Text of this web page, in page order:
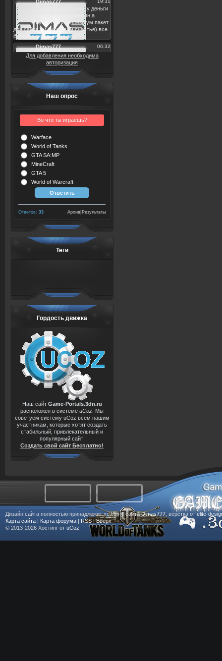
Для добавления необходима
авторизация
Наш опрос
Во что ты играешь?
Warface
World of Tanks
GTA SA:MP
MineCraft
GTA 5
World of Warcraft
Ответов: 33 Результаты
Архив
Теги
Гордость движка
Наш сайт Game-Portals.3dn.ru
расположен в системе uCoz . Мы
советуем систему uCoz всем нашим
участникам, которые хотят создать
стабильный, привлекательный и
популярный сайт!
Создать свой сайт Бесплатно!
Дизайн сайта полностью принадлежит хозяину сайтаDimas777, вёрстка от elite-
Карта сайта | Карта форума | RSS|Вверх
© 2013-2026 Хостинг от uCoz